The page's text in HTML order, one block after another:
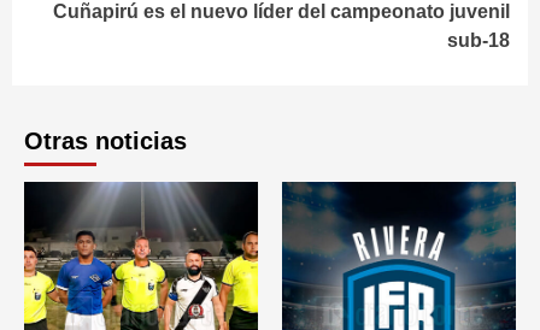
Cuñapirú es el nuevo líder del campeonato juvenil
sub-18
Otras noticias